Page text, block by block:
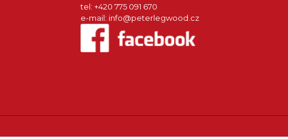
tel: +420 775 091 670
e-mail: info@peterlegwood.cz